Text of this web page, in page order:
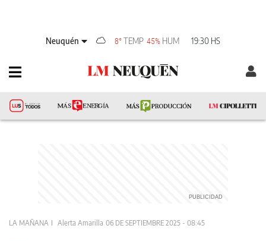
Neuquén 8°TEMP 45% HUM 19:30 HS
LA MAÑANA Alerta Amarilla 06 DE SEPTIEMBRE 2025 - 08:45